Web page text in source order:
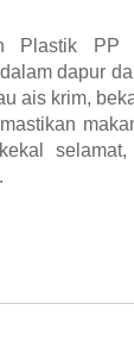
Plastik PP
dapur
ais krim,